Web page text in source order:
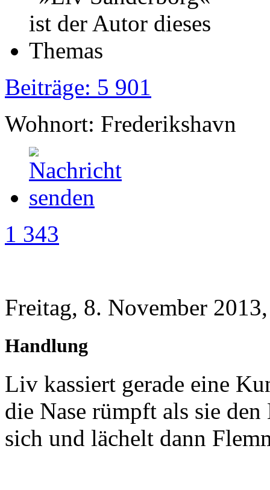
Beiträge: 5 901
Wohnort: Frederikshavn
1 343
Freitag, 8. November
Handlung
Liv kassiert gerade eine
die Nase rümpft als sie
sich und lächelt dann